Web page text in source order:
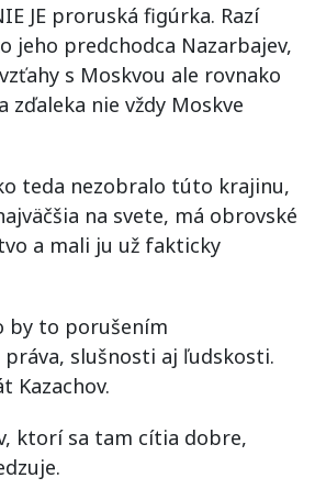
JE proruská figúrka. Razí
jeho predchodca Nazarbajev,
s Moskvou ale rovnako
zďaleka nie vždy Moskve
teda nezobralo túto krajinu,
na svete, má obrovské
a mali ju už fakticky
by to porušením
slušnosti aj ľudskosti.
Kazachov.
ktorí sa tam cítia dobre,